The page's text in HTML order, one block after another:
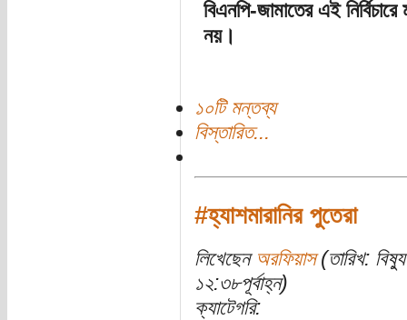
বিএনপি-জামাতের এই
নয়।
১০টি মন্তব্য
বিস্তারিত...
#হ্যাশমারানির পুতেরা
লিখেছেন অরফিয়াস(তারিখ:
১২:৩৮পূর্বাহ্ন)
ক্যাটেগরি: